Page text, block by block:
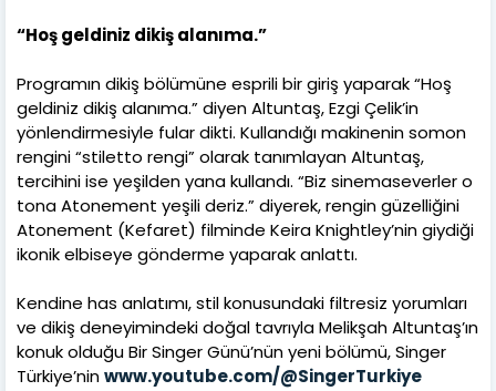
“Hoş geldiniz dikiş alanıma.”
Programın dikiş bölümüne esprili bir giriş yaparak “Hoş
geldiniz dikiş alanıma.” diyen Altuntaş, Ezgi Çelik’in
yönlendirmesiyle fular dikti. Kullandığı makinenin somon
rengini “stiletto rengi” olarak tanımlayan Altuntaş,
tercihini ise yeşilden yana kullandı. “Biz sinemaseverler o
tona Atonement yeşili deriz.” diyerek, rengin güzelliğini
Atonement (Kefaret) filminde Keira Knightley’nin giydiği
ikonik elbiseye gönderme yaparak anlattı.
Kendine has anlatımı, stil konusundaki filtresiz yorumları
ve dikiş deneyimindeki doğal tavrıyla Melikşah Altuntaş’ın
konuk olduğu Bir Singer Günü’nün yeni bölümü, Singer
Türkiye’ninwww.youtube.com/@SingerTurkiye